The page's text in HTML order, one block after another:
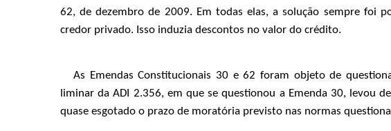
62, de dezembro de 2009. Em todas elas, a solução sempre foi
credor privado. Isso induzia descontos no valor do crédito.
As Emendas Constitucionais 30 e 62 foram objeto de
liminar da ADI 2.356, em que se questionou a Emenda 30, levou
quase esgotado o prazo de moratória previsto nas normas